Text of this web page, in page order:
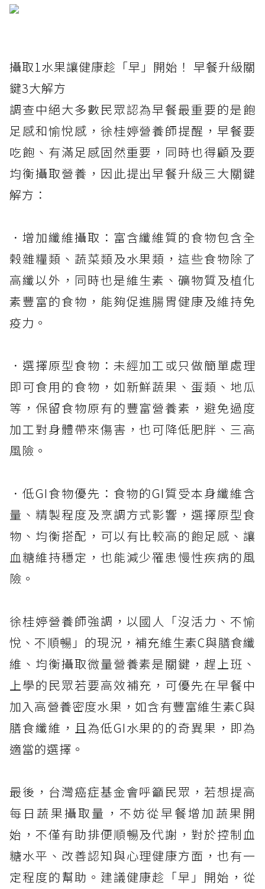
攝取1水果讓健康趁「早」開始！ 早餐升級關
鍵3大解方
調查中絕大多數民眾認為早餐最重要的是飽
足感和愉悅感，徐桂婷營養師提醒，早餐要
吃飽、有滿足感固然重要，同時也得顧及要
均衡攝取營養，因此提出早餐升級三大關鍵
解方：
．增加纖維攝取：富含纖維質的食物包含全
榖雜糧類、蔬菜類及水果類，這些食物除了
高纖以外，同時也是維生素、礦物質及植化
素豐富的食物，能夠促進腸胃健康及維持免
疫力。
．選擇原型食物：未經加工或只做簡單處理
即可食用的食物，如新鮮蔬果、蛋類、地瓜
等，保留食物原有的豐富營養素，避免過度
加工對身體帶來傷害，也可降低肥胖、三高
風險。
．低GI食物優先：食物的GI質受本身纖維含
量、精製程度及烹調方式影響，選擇原型食
物、均衡搭配，可以有比較高的飽足感、讓
血糖維持穩定，也能減少罹患慢性疾病的風
險。
徐桂婷營養師強調，以國人「沒活力、不愉
悅、不順暢」的現況，補充維生素C與膳食纖
維、均衡攝取微量營養素是關鍵，趕上班、
上學的民眾若要高效補充，可優先在早餐中
加入高營養密度水果，如含有豐富維生素C與
膳食纖維，且為低GI水果的的奇異果，即為
適當的選擇。
最後，台灣癌症基金會呼籲民眾，若想提高
每日蔬果攝取量，不妨從早餐增加蔬果開
始，不僅有助排便順暢及代謝，對於控制血
糖水平、改善認知與心理健康方面，也有一
定程度的幫助。建議健康趁「早」開始，從